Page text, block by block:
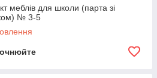
меблів для школи (парта зі
№ 3-5